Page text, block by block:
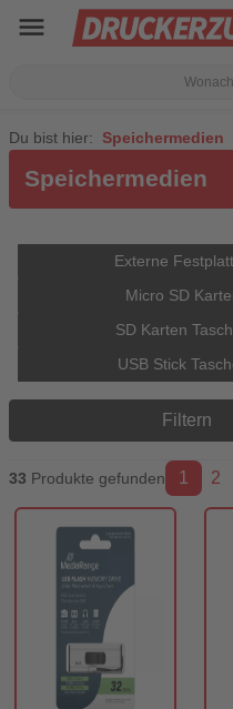
menu
Du bist hier: Speichermedien
Speichermedien
Externe
Micro SD
SD Karten
USB Stick
Filtern
33 Produkte gefunden 1 2